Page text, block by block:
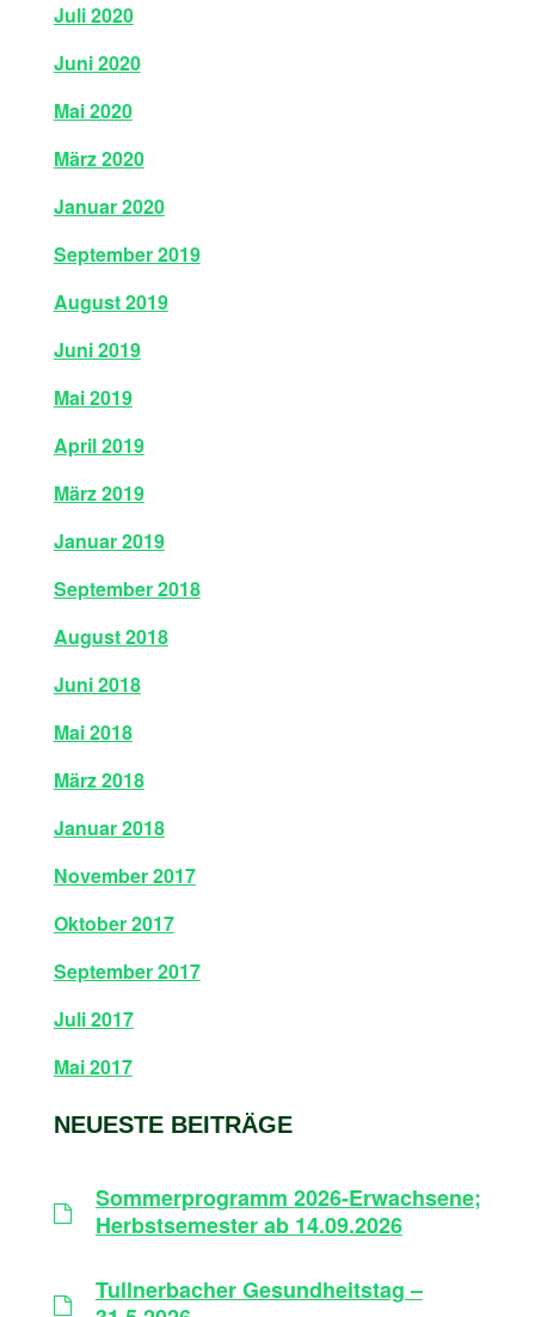
Juli 2020
Juni 2020
Mai 2020
März 2020
Januar 2020
September 2019
August 2019
Juni 2019
Mai 2019
April 2019
März 2019
Januar 2019
September 2018
August 2018
Juni 2018
Mai 2018
März 2018
Januar 2018
November 2017
Oktober 2017
September 2017
Juli 2017
Mai 2017
NEUESTE BEITRÄGE
Sommerprogramm 2026-Erwachsene;
Herbstsemester ab 14.09.2026
Tullnerbacher Gesundheitstag –